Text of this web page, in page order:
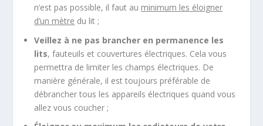
n’est pas possible, il faut au minimum les éloigner
d’un mètre du lit ;
Veillez à ne pas brancher en permanence les
lits, fauteuils et couvertures électriques. Cela vous
permettra de limiter les champs électriques. De
manière générale, il est toujours préférable de
débrancher tous les appareils électriques quand vous
allez vous coucher ;